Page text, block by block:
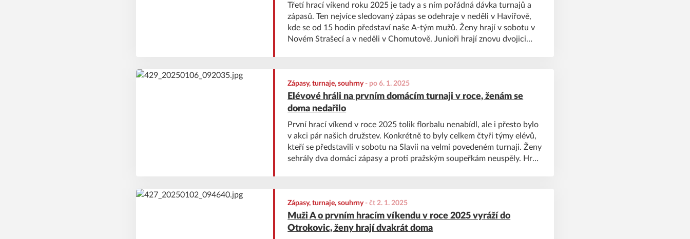
Třetí hrací víkend roku 2025 je tady a s ním pořádná dávka turnajů a
zápasů. Ten nejvíce sledovaný zápas se odehraje v neděli v Havířově,
kde se od 15 hodin představí naše A-tým mužů. Ženy hrají v sobotu v
Novém Strašecí a v neděli v Chomutově. Junioři hrají znovu dvojici
Zápasy, turnaje, souhrny - po 6. 1. 2025
Elévové hráli na prvním domácím turnaji v roce, ženám se
doma nedařilo
První hrací víkend v roce 2025 tolik florbalu nenabídl, ale i přesto bylo
v akci pár našich družstev. Konkrétně to byly celkem čtyři týmy elévů,
kteří se představili v sobotu na Slavii na velmi povedeném turnaji. Ženy
sehrály dva domácí zápasy a proti pražským soupeřkám neuspěly. Hráli
Zápasy, turnaje, souhrny -čt 2. 1. 2025
Muži A o prvním hracím víkendu v roce 2025 vyráží do
Otrokovic, ženy hrají dvakrát doma